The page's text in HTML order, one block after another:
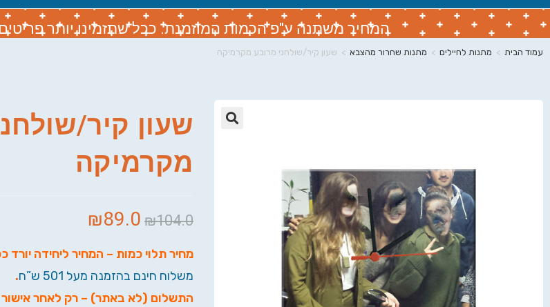
המחיר משתנה ע"פ הכמות המוזמנת. ככל שתזמינו יותר
עמוד הבית > מתנות לחיילים > מתנות שחרור מהצבא > שעון קיר/שולחני מרובע מקרמיקה
שעון קיר/
מקרמיקה
₪104.0
₪89.0
מחיר תלוי כמות – המחיר ליחידה
משלוח חינם בהזמנה מעל 501 ש”ח
.
התשלום (לא באתר) – רק לאחר אישור